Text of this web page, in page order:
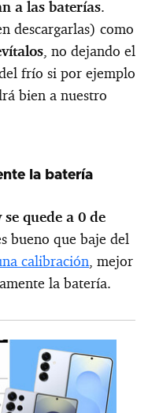
a las baterías.
descargarlas) como
, no dejando el
frío si por ejemplo
bien a nuestro
la batería
quede a 0 de
bueno que baje del
calibración, mejor
la batería.